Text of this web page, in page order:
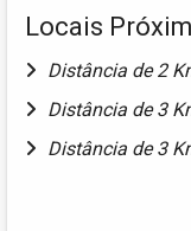
Locais
Distância de 2
Distância de 3
Distância de 3